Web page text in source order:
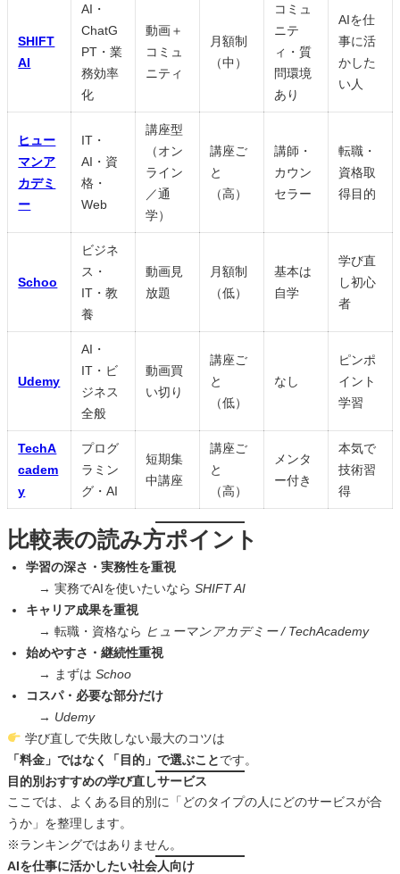
SHIFT
AI
AI・
ChatG
PT・業
務効率
化
動画＋
コミュ
ニティ
月額制
（中）
コミュ
ニテ
ィ・質
問環境
あり
AIを仕
事に活
かした
い人
ヒュー
マンア
カデミ
ー
IT・
AI・資
格・
Web
講座型
（オン
ライン
／通
学）
講座ご
と
（高）
講師・
カウン
セラー
転職・
資格取
得目的
Schoo
ビジネ
ス・
IT・教
養
動画見
放題
月額制
（低）
基本は
自学
学び直
し初心
者
Udemy
AI・
IT・ビ
ジネス
全般
動画買
い切り
講座ご
と
（低）
なし
ピンポ
イント
学習
TechA
cadem
y
プログ
ラミン
グ・AI
短期集
中講座
講座ご
と
（高）
メンタ
ー付き
本気で
技術習
得
比較表の読み方ポイント
学習の深さ・実務性を重視
→ 実務でAIを使いたいならSHIFT AI
キャリア成果を重視
→ 転職・資格なら ヒューマンアカデミー / TechAcademy
始めやすさ・継続性重視
→ まずはSchoo
コスパ・必要な部分だけ
→ Udemy
学び直しで失敗しない最大のコツは
「料金」ではなく「目的」で選ぶことです。
目的別おすすめの学び直しサービス
ここでは、よくある目的別に「どのタイプの人にどのサービスが合
うか」を整理します。
※ランキングではありません。
AIを仕事に活かしたい社会人向け